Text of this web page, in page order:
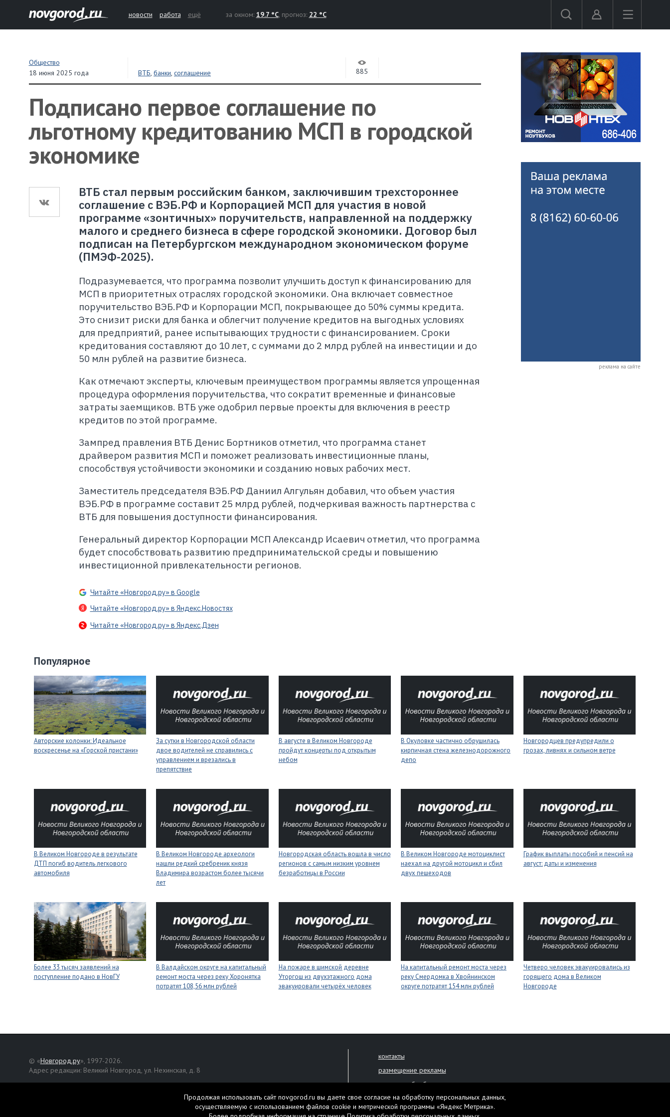
новости работа ещё за окном: 19.7 °C, прогноз: 22 °C
Общество
18 июня 2025 года
ВТБ,банки,соглашение 885
Подписано первое соглашение по
льготному кредитованию МСП в городской
экономике
ВТБ стал первым российским банком, заключившим трехстороннее
соглашение с ВЭБ.РФ и Корпорацией МСП для участия в новой
программе «зонтичных» поручительств, направленной на поддержку
малого и среднего бизнеса в сфере городской экономики. Договор был
подписан на Петербургском международном экономическом форуме
(ПМЭФ-2025).
Подразумевается, что программа позволит улучшить доступ к финансированию для
МСП в приоритетных отраслях городской экономики. Она включает совместное
поручительство ВЭБ.РФ и Корпорации МСП, покрывающее до 50% суммы кредита.
Это снизит риски для банка и облегчит получение кредитов на выгодных условиях
для предприятий, ранее испытывающих трудности с финансированием. Сроки
кредитования составляют до 10 лет, с суммами до 2 млрд рублей на инвестиции и до
50 млн рублей на развитие бизнеса.
Как отмечают эксперты, ключевым преимуществом программы является упрощенная
процедура оформления поручительства, что сократит временные и финансовые
затраты заемщиков. ВТБ уже одобрил первые проекты для включения в реестр
кредитов по этой программе.
Зампред правления ВТБ Денис Бортников отметил, что программа станет
драйвером развития МСП и поможет реализовать инвестиционные планы,
способствуя устойчивости экономики и созданию новых рабочих мест.
Заместитель председателя ВЭБ.РФ Даниил Алгульян добавил, что объем участия
ВЭБ.РФ в программе составит 25 млрд рублей, подчеркивая важность партнерства с
ВТБ для повышения доступности финансирования.
Генеральный директор Корпорации МСП Александр Исаевич отметил, что программа
будет способствовать развитию предпринимательской среды и повышению
инвестиционной привлекательности регионов.
Читайте «Новгород.ру» в Google
Читайте «Новгород.ру» в Яндекс.Новостях
Читайте «Новгород.ру» в Яндекс.Дзен
реклама на сайте
Популярное
Авторские колонки: Идеальное
воскресенье на «Горской пристани»
За сутки в Новгородской области
двое водителей не справились с
управлением и врезались в
препятствие
В августе в Великом Новгороде
пройдут концерты под открытым
небом
В Окуловке частично обрушилась
кирпичная стена железнодорожного
депо
Новгородцев предупредили о
грозах, ливнях и сильном ветре
В Великом Новгороде в результате
ДТП погиб водитель легкового
автомобиля
В Великом Новгороде археологи
нашли редкий сребреник князя
Владимира возрастом более тысячи
лет
Новгородская область вошла в число
регионов с самым низким уровнем
безработицы в России
В Великом Новгороде мотоциклист
наехал на другой мотоцикл и сбил
двух пешеходов
График выплаты пособий и пенсий на
август: даты и изменения
Более 33 тысяч заявлений на
поступление подано в НовГУ
В Валдайском округе на капитальный
ремонт моста через реку Хоронятка
потратят 108,56 млн рублей
На пожаре в шимской деревне
Уторгош из двухэтажного дома
эвакуировали четырёх человек
На капитальный ремонт моста через
реку Смердомка в Хвойнинском
округе потратят 154 млн рублей
Четверо человек эвакуировались из
горящего дома в Великом
Новгороде
© «Новгород.ру», 1997-2026.
Адрес редакции: Великий Новгород, ул. Нехинская, д. 8
, публикуются на правах рекламы.
контакты
размещение рекламы
политика обработки персональных данных
Настоящий ресурс может содержать материалы 16+.
Продолжая использовать сайт novgorod.ru вы даете свое согласие на обработку персональных данных,
осуществляемую с использованием файлов cookie и метрической программы «Яндекс Метрика».